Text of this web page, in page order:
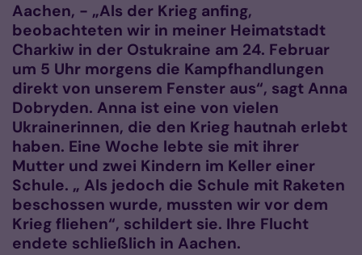
Aachen, - „Als der Krieg anfing,
beobachteten wir in meiner Heimatstadt
Charkiw in der Ostukraine am 24. Februar
um 5 Uhr morgens die Kampfhandlungen
direkt von unserem Fenster aus“, sagt Anna
Dobryden. Anna ist eine von vielen
Ukrainerinnen, die den Krieg hautnah erlebt
haben. Eine Woche lebte sie mit ihrer
Mutter und zwei Kindern im Keller einer
Schule. „ Als jedoch die Schule mit Raketen
beschossen wurde, mussten wir vor dem
Krieg fliehen“, schildert sie. Ihre Flucht
endete schließlich in Aachen.